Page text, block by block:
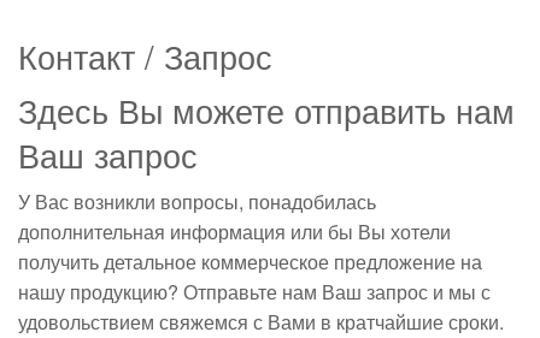
Контакт / Запрос
Здесь Вы можете отправить нам
Ваш запрос
У Вас возникли вопросы, понадобилась
дополнительная информация или бы Вы хотели
получить детальное коммерческое предложение на
нашу продукцию? Отправьте нам Ваш запрос и мы с
удовольствием свяжемся с Вами в кратчайшие сроки.